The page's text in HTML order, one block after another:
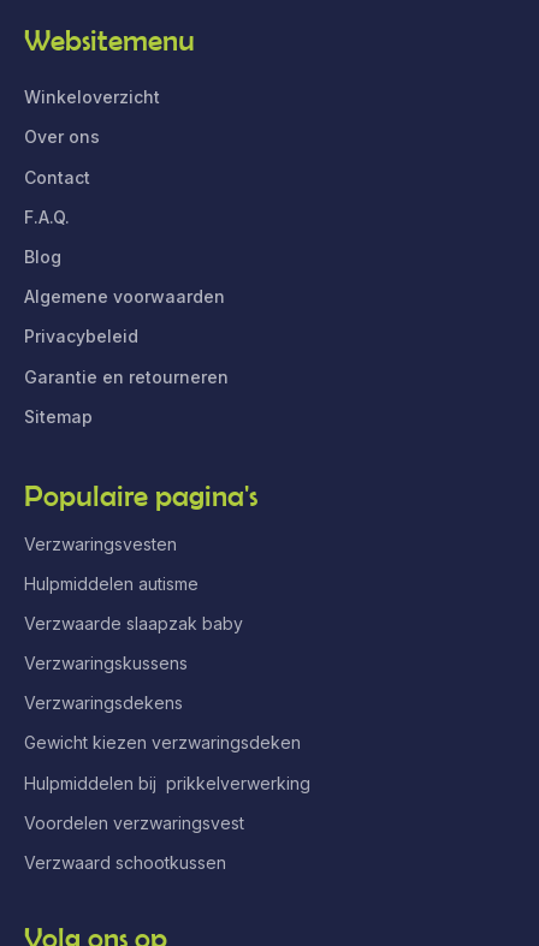
Websitemenu
Winkeloverzicht
Over ons
Contact
F.A.Q.
Blog
Algemene voorwaarden
Privacybeleid
Garantie en retourneren
Sitemap
Populaire pagina's
Verzwaringsvesten
Hulpmiddelen autisme
Verzwaarde slaapzak baby
Verzwaringskussens
Verzwaringsdekens
Gewicht kiezen verzwaringsdeken
Hulpmiddelen bij prikkelverwerking
Voordelen verzwaringsvest
Verzwaard schootkussen
Volg ons op